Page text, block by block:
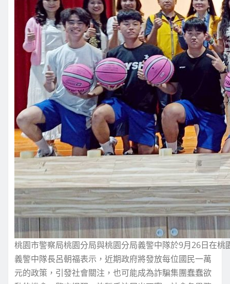
桃園市警察局桃園分局與桃園分局義警中隊於9月26日在
義警中隊長呂朝福表示，近期政府將發放每位國民一萬
元的政策，引發社會關注，也可能成為詐騙集團蠢蠢欲